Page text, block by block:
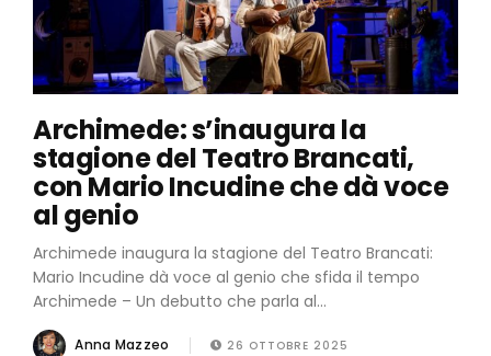
Archimede: s’inaugura la
stagione del Teatro Brancati,
con Mario Incudine che dà voce
al genio
Archimede inaugura la stagione del Teatro Brancati:
Mario Incudine dà voce al genio che sfida il tempo
Archimede – Un debutto che parla al...
Anna Mazzeo 26 OTTOBRE 2025